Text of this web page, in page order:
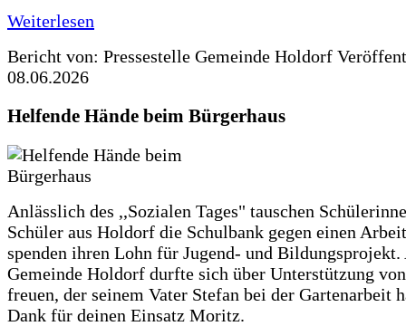
Weiterlesen
Bericht von: Pressestelle Gemeinde Holdorf
08.06.2026
Helfende Hände beim Bürgerhaus
Anlässlich des ,,Sozialen Tages" tauschen
Schüler aus Holdorf die Schulbank gegen einen
spenden ihren Lohn für Jugend- und Bildungsprojekt.
Gemeinde Holdorf durfte sich über Unterstützung
freuen, der seinem Vater Stefan bei der Gartenarbeit
Dank für deinen Einsatz Moritz.